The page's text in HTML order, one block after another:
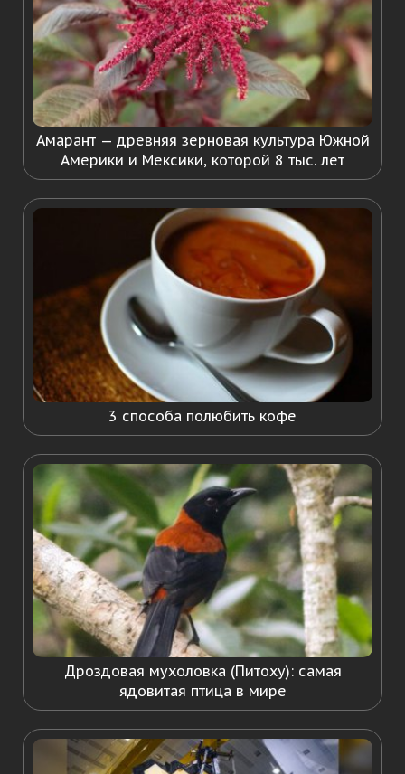
Амарант — древняя зерновая культура Южной
Америки и Мексики, которой 8 тыс. лет
3 способа полюбить кофе
Дроздовая мухоловка (Питоху): самая
ядовитая птица в мире